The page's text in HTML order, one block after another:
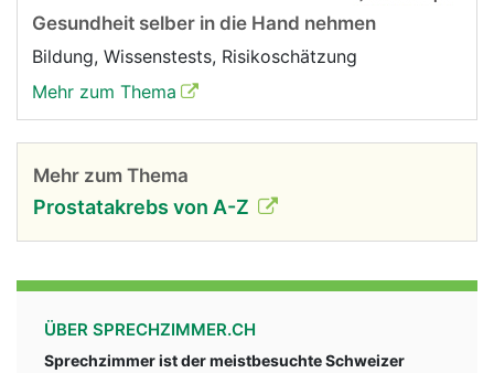
Gesundheit selber in die Hand nehmen
Bildung, Wissenstests, Risikoschätzung
Mehr zum Thema
Mehr zum Thema
Prostatakrebs von A-Z
ÜBER SPRECHZIMMER.CH
Sprechzimmer ist der meistbesuchte Schweizer